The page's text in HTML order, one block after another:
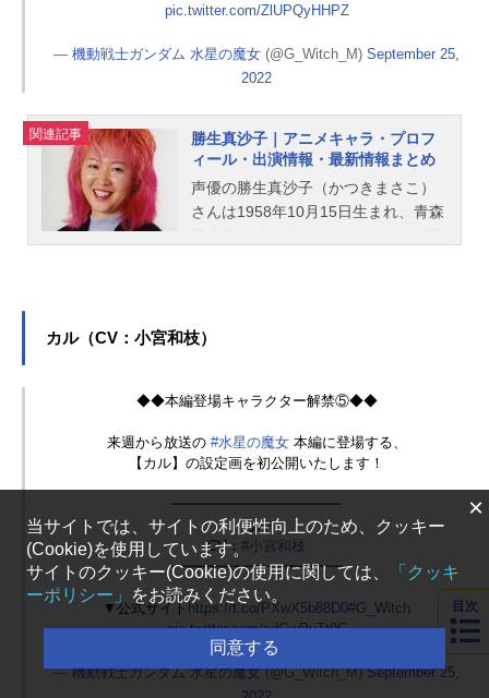
pic.twitter.com/ZlUPQyHHPZ
—機動戦士ガンダム 水星の魔女 (@G_Witch_M)September 25,
2022
関連記事
勝生真沙子｜アニメキャラ・プロフ
ィール・出演情報・最新情報まとめ
声優の勝生真沙子（かつきまさこ）
さんは1958年10月15日生まれ、青森
ラクターを多く演じています。こち
カル（CV：小宮和枝）
◆◆本編登場キャラクター解禁⑤◆◆
来週から放送の #水星の魔女本編に登場する、
【カル】の設定画を初公開いたします！
━━━━━━━━━━━━
カル
CV：#小宮和枝
━━━━━━━━━━━━
▼公式サイトhttps://t.co/PXwX5b88D0#G_Witch
pic.twitter.com/sdGwPuTt9C
—機動戦士ガンダム 水星の魔女(@G_Witch_M)September 25,
目次
×
当サイトでは、サイトの利便性向上のため、クッキー
(Cookie)を使用しています。
サイトのクッキー(Cookie)の使用に関しては、
「クッキ
ーポリシー」
をお読みください。
同意する